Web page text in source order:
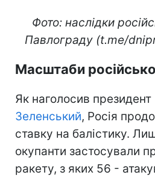
Фото: наслідки
Павлограду (t.me/
Масштаби
Як наголосив президент
Зеленський, Росія
ставку на балістику.
окупанти застосували
ракету, з яких 56 -